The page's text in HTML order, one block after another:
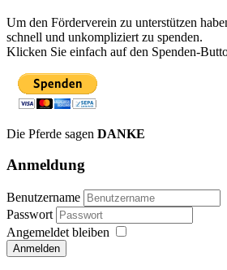
Um den Förderverein zu unterstützen
schnell und unkompliziert zu spenden.
Klicken Sie einfach auf den Spenden-
Die Pferde sagen DANKE
Anmeldung
Benutzername
Passwort
Angemeldet bleiben
Anmelden